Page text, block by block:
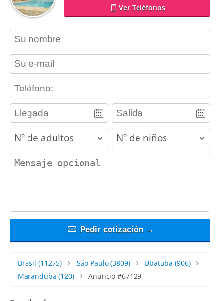
Ver Teléfonos
contact_name
contact_email
contact_phone
adults children
contact_message
Pedir cotización →
Brasil (11275) São Paulo(3809) Ubatuba (906)
Maranduba (120) Anuncio #67129